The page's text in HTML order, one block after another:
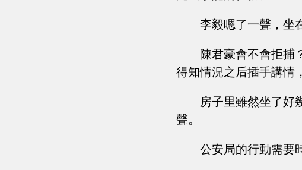
李毅嗯了一聲，坐
陳君豪會不會拒捕
得知情況之后插手講情
房子里雖然坐了好
聲。
公安局的行動需要